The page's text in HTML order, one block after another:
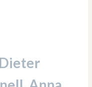
Dieter